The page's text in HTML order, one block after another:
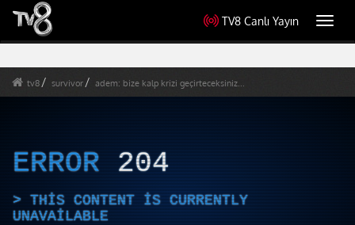
TV8 Canlı Yayın
tv8 survivor adem: bize kalp krizi geçirteceksiniz...
ERROR 204
THIS CONTENT IS CURRENTLY
UNAVAILABLE